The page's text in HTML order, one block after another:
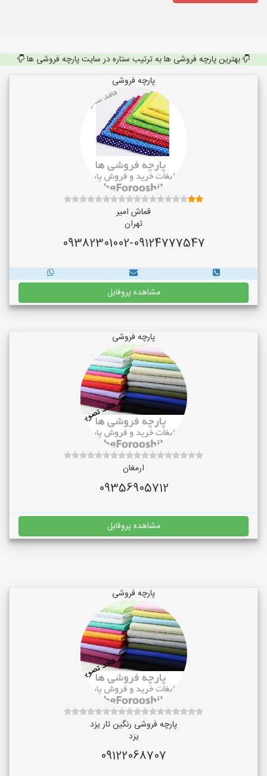
بهترین پارچه فروشی ها به ترتیب ستاره در سایت پارچه فروشی ها
پارچه فروشی
قماش امیر
تهران
09382301002-09124777547
مشاهده پروفایل
پارچه فروشی
ارمغان
09356905712
مشاهده پروفایل
پارچه فروشی
پارچه فروشی رنگین تار یزد
یزد
09122068707